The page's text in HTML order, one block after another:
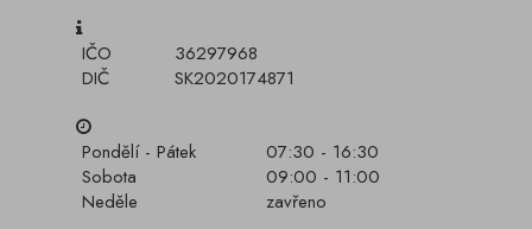
IČO
36297968
DIČ
SK2020174871
Pondělí - Pátek
07:30 - 16:30
Sobota
09:00 - 11:00
Neděle
zavřeno